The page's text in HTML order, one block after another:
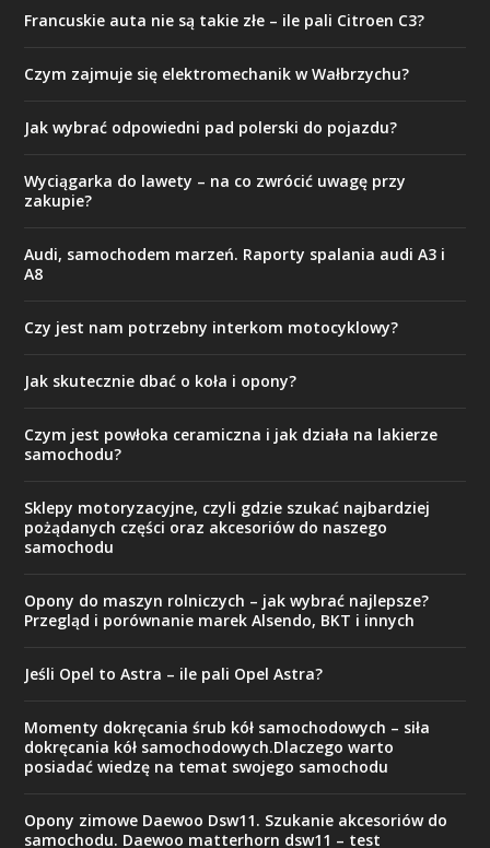
Francuskie auta nie są takie złe – ile pali Citroen C3?
Czym zajmuje się elektromechanik w Wałbrzychu?
Jak wybrać odpowiedni pad polerski do pojazdu?
Wyciągarka do lawety – na co zwrócić uwagę przy
zakupie?
Audi, samochodem marzeń. Raporty spalania audi A3 i
A8
Czy jest nam potrzebny interkom motocyklowy?
Jak skutecznie dbać o koła i opony?
Czym jest powłoka ceramiczna i jak działa na lakierze
samochodu?
Sklepy motoryzacyjne, czyli gdzie szukać najbardziej
pożądanych części oraz akcesoriów do naszego
samochodu
Opony do maszyn rolniczych – jak wybrać najlepsze?
Przegląd i porównanie marek Alsendo, BKT i innych
Jeśli Opel to Astra – ile pali Opel Astra?
Momenty dokręcania śrub kół samochodowych – siła
dokręcania kół samochodowych.Dlaczego warto
posiadać wiedzę na temat swojego samochodu
Opony zimowe Daewoo Dsw11. Szukanie akcesoriów do
samochodu. Daewoo matterhorn dsw11 – test